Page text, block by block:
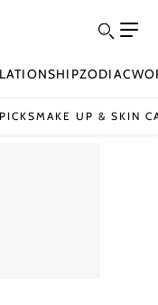
ZODIAC
MAKE UP & SKIN